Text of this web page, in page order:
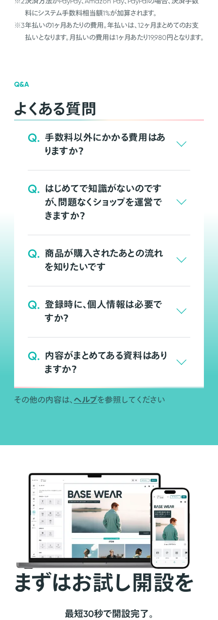
料にシステム手数料相当額1%が加算されます。
※3年払いの1ヶ月あたりの費用。年払いは、12ヶ月まとめてのお支
払いとなります。月払いの費用は1ヶ月あたり19,980円となります。
Q&A
よくある質問
Q. 手数料以外にかかる費用はあ
りますか？
Q. はじめてで知識がないのです
が、問題なくショップを運営で
きますか？
Q. 商品が購入されたあとの流れ
を知りたいです
Q. 登録時に、個人情報は必要で
すか？
Q. 内容がまとめてある資料はあり
ますか？
その他の内容は、 ヘルプを参照してください
まずはお試し開設を
最短30秒で開設完了。